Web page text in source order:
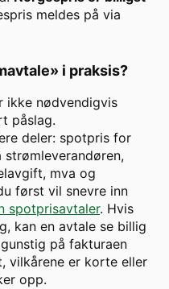
meldes på via
i praksis?
ikke nødvendigvis
påslag.
deler: spotpris for
mva og
først vil snevre inn
spotprisavtaler. Hvis
kan en avtale se billig
på fakturaen
vilkårene er korte eller
opp.